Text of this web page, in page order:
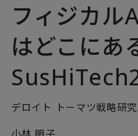
FAMとは
FA Portal
フィジカル
はどこにあ
デロイト トーマツ戦略研